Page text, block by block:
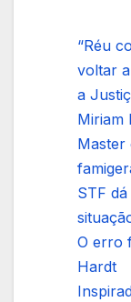
“Réu
voltar
a
Miriam
Master
STF
O erro
Hardt